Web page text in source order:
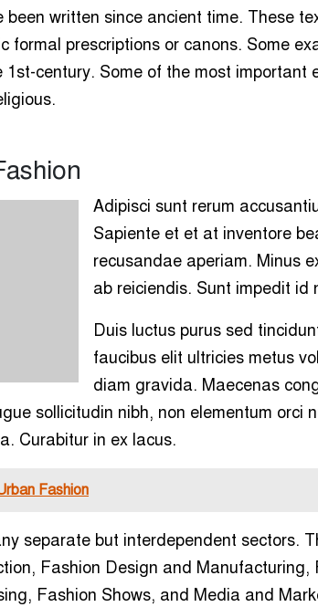
written since ancient time. These
formal prescriptions or canons. Some
century. Some of the most important
Adipisci sunt rerum
Sapiente et et at inventore
recusandae aperiam. Minus
ab reiciendis. Sunt impedit id
Duis luctus purus sed
faucibus elit ultricies metus
diam gravida. Maecenas
sollicitudin nibh, non elementum orci
Curabitur in ex lacus.
Fashion
separate but interdependent sectors.
Fashion Design and Manufacturing,
Fashion Shows, and Media and